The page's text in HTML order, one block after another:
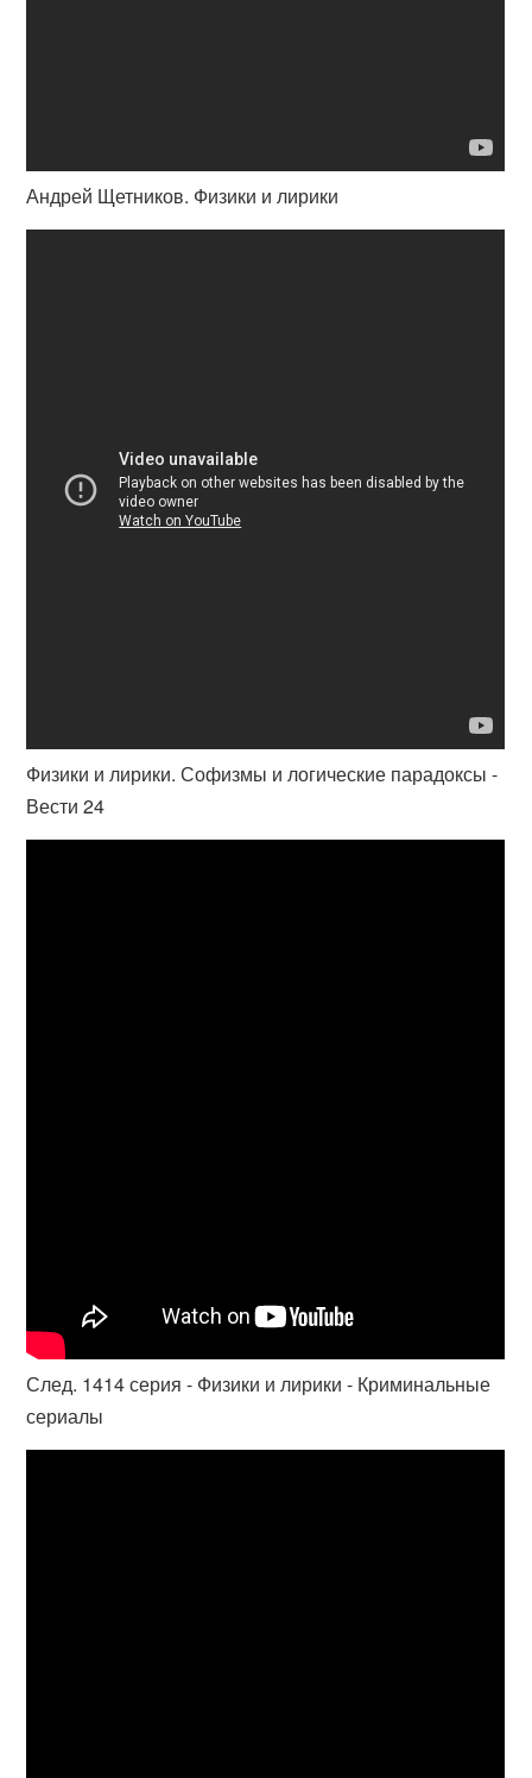
Андрей Щетников. Физики и лирики
Физики и лирики. Софизмы и логические парадоксы -
Вести 24
След. 1414 серия - Физики и лирики - Криминальные
сериалы